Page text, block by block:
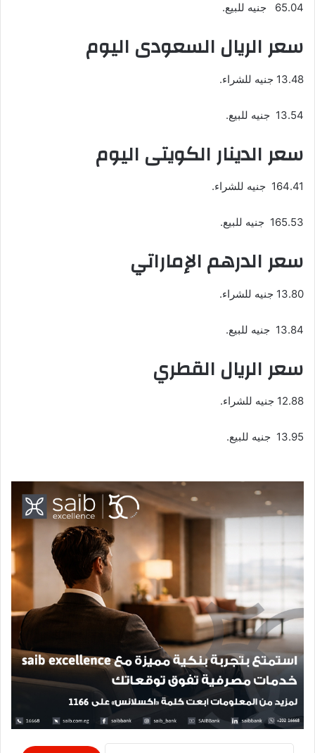
65.04 جنيه للبيع.
سعر الريال السعودى اليوم
13.48 جنيه للشراء.
13.54 جنيه للبيع.
سعر الدينار الكويتى اليوم
164.41 جنيه للشراء.
165.53 جنيه للبيع.
سعر الدرهم الإماراتي
13.80 جنيه للشراء.
13.84 جنيه للبيع.
سعر الريال القطري
12.88 جنيه للشراء.
13.95 جنيه للبيع.